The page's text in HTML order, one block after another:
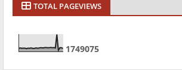
TOTAL PAGEVIEWS
1749075